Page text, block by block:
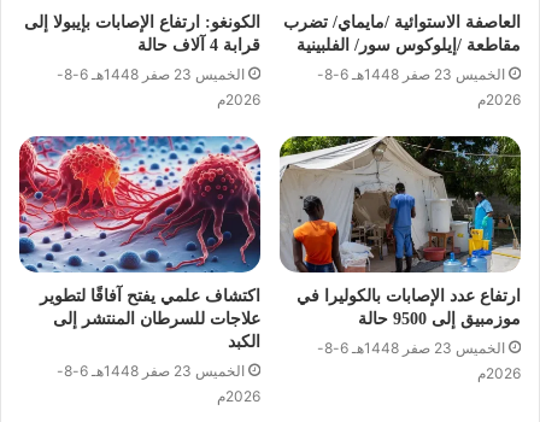
العاصفة الاستوائية /مايماي/ تضرب
مقاطعة /إيلوكوس سور/ الفلبينية
الخميس 23 صفر 1448هـ 6-8-
2026م
الكونغو: ارتفاع الإصابات بإيبولا إلى
قرابة 4 آلاف حالة
الخميس 23 صفر 1448هـ 6-8-
2026م
ارتفاع عدد الإصابات بالكوليرا في
موزمبيق إلى 9500 حالة
الخميس 23 صفر 1448هـ 6-8-
2026م
اكتشاف علمي يفتح آفاقًا لتطوير
علاجات للسرطان المنتشر إلى
الكبد
الخميس 23 صفر 1448هـ 6-8-
2026م